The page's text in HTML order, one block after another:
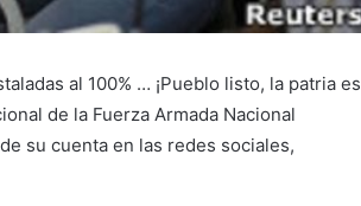
al 100% … ¡Pueblo listo, la patria es
de la Fuerza Armada Nacional
su cuenta en las redes sociales,